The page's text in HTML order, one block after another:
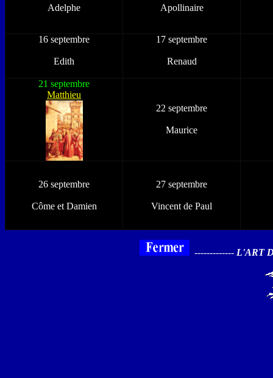
Adelphe Apollinaire
16 septembre
Edith
17 septembre
Renaud
21 septembre
Matthieu
22 septembre
Maurice
26 septembre
Côme et Damien
27 septembre
Vincent de Paul
------------- L'ART